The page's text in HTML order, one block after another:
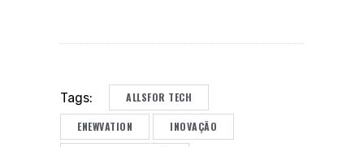
Tags: ALLSFOR TECH
ENEWVATION INOVAÇÃO